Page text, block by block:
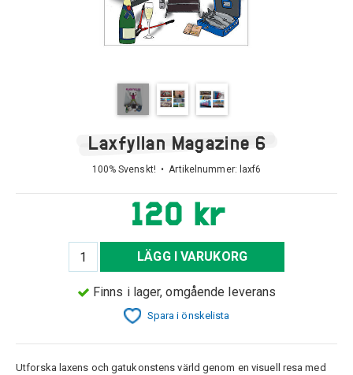
Laxfyllan Magazine 6
100% Svenskt! • Artikelnummer: laxf6
120 kr
LÄGG I VARUKORG
Finns i lager, omgående leverans
Spara i önskelista
Utforska laxens och gatukonstens värld genom en visuell resa med